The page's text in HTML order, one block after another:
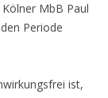
MbB Paul
Periode
ist,